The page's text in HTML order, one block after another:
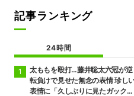
記事ランキング
24時間
太ももを殴打…藤井聡太六冠が逆
転負けで見せた無念の表情 珍し
表情に「久しぶりに見たガック